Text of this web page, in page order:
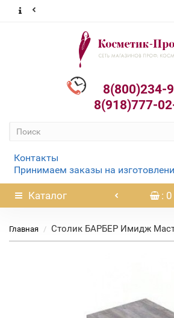
8(800)234-
8(918)777-
Контакты
Принимаем заказы на
Каталог : 0
Главная Столик БАРБЕР Имидж